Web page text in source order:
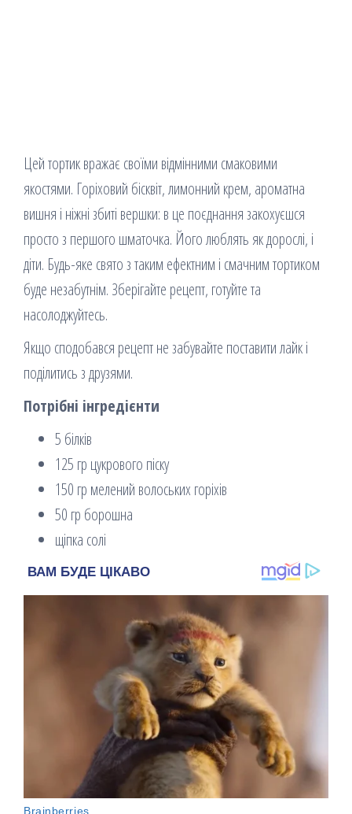
Цей тортик вражає своїми відмінними смаковими
якостями. Горіховий бісквіт, лимонний крем, ароматна
вишня і ніжні збиті вершки: в це поєднання закохуєшся
просто з першого шматочка. Його люблять як дорослі, і
діти. Будь-яке свято з таким ефектним і смачним тортиком
буде незабутнім. Зберігайте рецепт, готуйте та
насолоджуйтесь.
Якщо сподобався рецепт не забувайте поставити лайк і
поділитись з друзями.
Потрібні інгредієнти
5 білків
125 гр цукрового піску
150 гр мелений волоських горіхів
50 гр борошна
щіпка солі